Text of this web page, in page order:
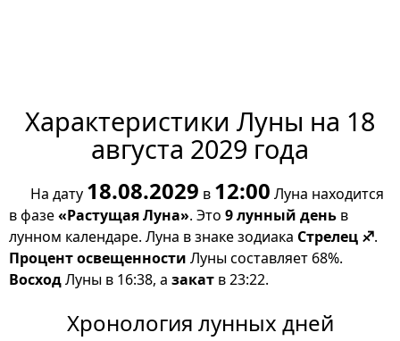
Характеристики Луны на 18
августа 2029 года
На дату 18.08.2029 в 12:00 Луна находится
в фазе«Растущая Луна». Это 9 лунный день в
лунном календаре. Луна в знаке зодиака Стрелец ♐.
Процент освещенности Луны составляет 68%.
ВосходЛуны в 16:38, а закат в 23:22.
Хронология лунных дней